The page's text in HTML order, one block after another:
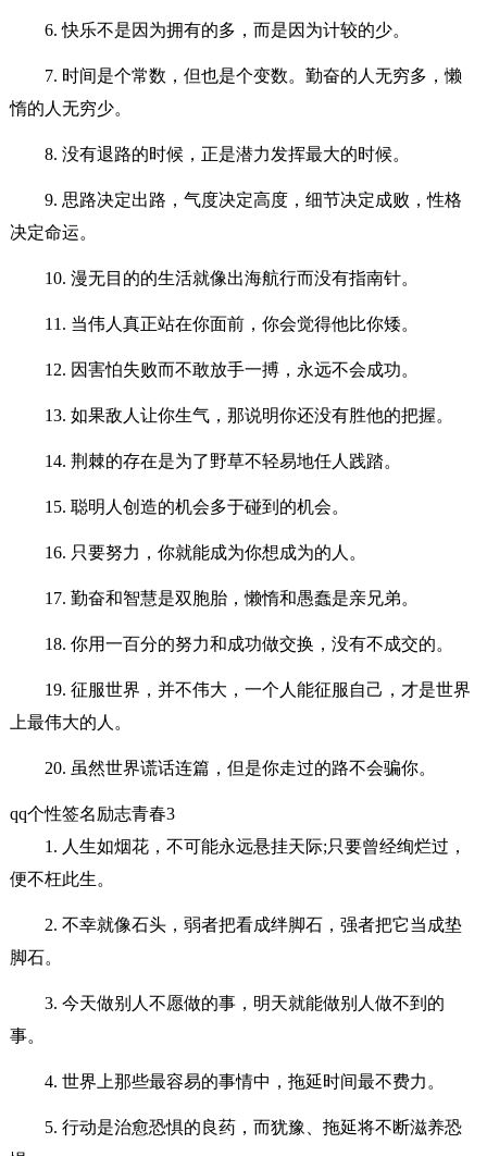
6. 快乐不是因为拥有的多，而是因为计较的少。
7. 时间是个常数，但也是个变数。勤奋的人无穷多，懒
惰的人无穷少。
8. 没有退路的时候，正是潜力发挥最大的时候。
9. 思路决定出路，气度决定高度，细节决定成败，性格
决定命运。
10. 漫无目的的生活就像出海航行而没有指南针。
11. 当伟人真正站在你面前，你会觉得他比你矮。
12. 因害怕失败而不敢放手一搏，永远不会成功。
13. 如果敌人让你生气，那说明你还没有胜他的把握。
14. 荆棘的存在是为了野草不轻易地任人践踏。
15. 聪明人创造的机会多于碰到的机会。
16. 只要努力，你就能成为你想成为的人。
17. 勤奋和智慧是双胞胎，懒惰和愚蠢是亲兄弟。
18. 你用一百分的努力和成功做交换，没有不成交的。
19. 征服世界，并不伟大，一个人能征服自己，才是世界
上最伟大的人。
20. 虽然世界谎话连篇，但是你走过的路不会骗你。
qq个性签名励志青春3
1. 人生如烟花，不可能永远悬挂天际;只要曾经绚烂过，
便不枉此生。
2. 不幸就像石头，弱者把看成绊脚石，强者把它当成垫
脚石。
3. 今天做别人不愿做的事，明天就能做别人做不到的
事。
4. 世界上那些最容易的事情中，拖延时间最不费力。
5. 行动是治愈恐惧的良药，而犹豫、拖延将不断滋养恐